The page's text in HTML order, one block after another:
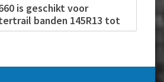
is geschikt voor
banden 145R13 tot